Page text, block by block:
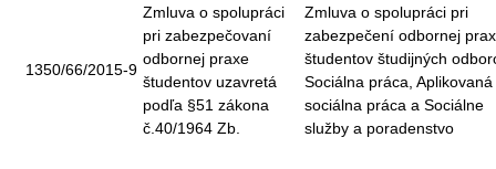
1350/66/2015-9
Zmluva o spolupráci
pri zabezpečovaní
odbornej praxe
študentov uzavretá
podľa §51 zákona
č.40/1964 Zb.
Zmluva o spolupráci pri
zabezpečení odbornej
študentov študijných
Sociálna práca, Aplikovaná
sociálna práca a Sociálne
služby a poradenstvo